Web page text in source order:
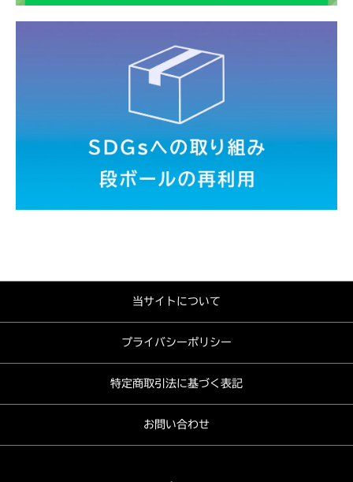
当サイトについて
プライバシーポリシー
特定商取引法に基づく表記
お問い合わせ